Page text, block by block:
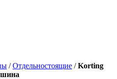
/Отдельностоящие /Korting